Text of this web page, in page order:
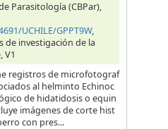
Parasitología (CBPar),
UCHILE/GPPT9W,
de investigación de la
V1
registros de microfotograf
al helminto Echinoc
de hidatidosis o equin
imágenes de corte hist
con pres...